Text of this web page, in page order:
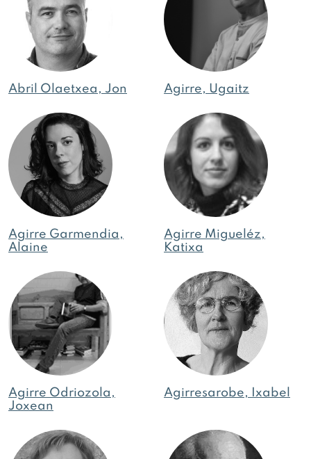
Abril Olaetxea, Jon Agirre, Ugaitz
Agirre Garmendia,
Alaine
Agirre Migueléz,
Katixa
Agirre Odriozola,
Joxean
Agirresarobe, Ixabel